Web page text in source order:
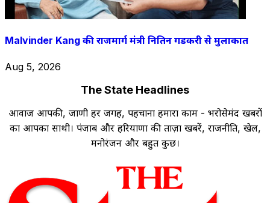
Malvinder Kang की राजमार्ग मंत्री नितिन गडकरी से मुलाकात
Aug 5, 2026
The State Headlines
आवाज आपकी, जाणी हर जगह, पहचाना हमारा काम - भरोसेमंद खबरों
का आपका साथी। पंजाब और हरियाणा की ताज़ा खबरें, राजनीति, खेल,
मनोरंजन और बहुत कुछ।